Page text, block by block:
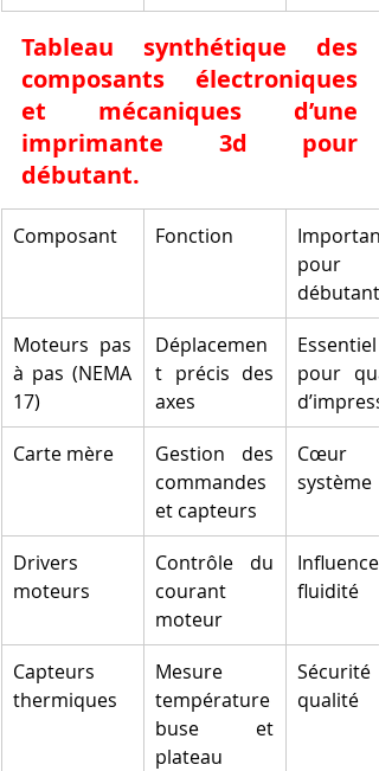
Tableau synthétique des
composants électroniques
et mécaniques d’une
imprimante 3d pour
débutant.
Composant Fonction
pour
débutant
Moteurs pas
à pas (NEMA
17)
Déplacemen
t précis des
axes
Essentiel
pour
Carte mère
Gestion des
commandes
et capteurs
Cœur
système
Drivers
moteurs
Contrôle du
courant
moteur
fluidité
Capteurs
thermiques
Mesure
température
buse et
plateau
qualité